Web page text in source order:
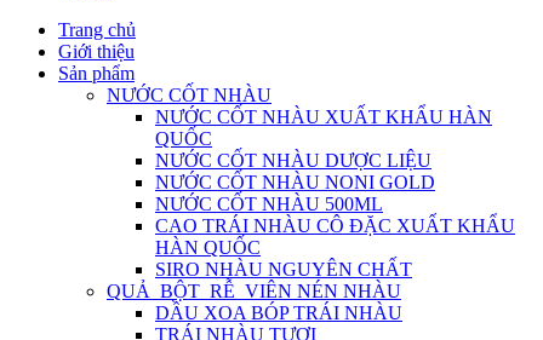
Trang chủ
Giới thiệu
Sản phẩm
NƯỚC CỐT NHÀU
NƯỚC CỐT NHÀU XUẤT KHẨU HÀN
QUỐC
NƯỚC CỐT NHÀU DƯỢC LIỆU
NƯỚC CỐT NHÀU NONI GOLD
NƯỚC CỐT NHÀU 500ML
CAO TRÁI NHÀU CÔ ĐẶC XUẤT KHẨU
HÀN QUỐC
SIRO NHÀU NGUYÊN CHẤT
QUẢ_BỘT_RỄ_VIÊN NÉN NHÀU
DẦU XOA BÓP TRÁI NHÀU
TRÁI NHÀU TƯƠI